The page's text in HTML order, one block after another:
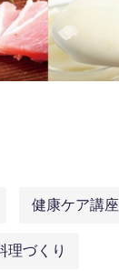
健康ケア講座
理づくり